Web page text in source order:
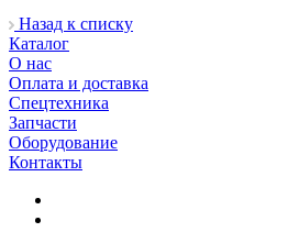
Назад к списку
Каталог
О нас
Оплата и доставка
Спецтехника
Запчасти
Оборудование
Контакты